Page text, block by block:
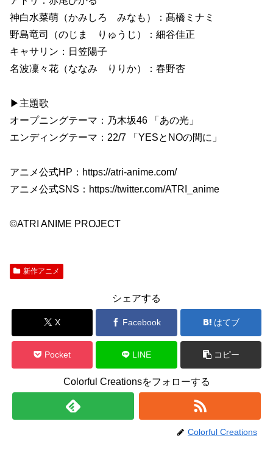
神白水菜萌（かみしろ みなも）：髙橋ミナミ
野島竜司（のじま りゅうじ）：細谷佳正
キャサリン：日笠陽子
名波凜々花（ななみ りりか）：春野杏
▶主題歌
オープニングテーマ：乃木坂46 「あの光」
エンディングテーマ：22/7 「YESとNOの間に」
アニメ公式HP：https://atri-anime.com/
アニメ公式SNS：https://twitter.com/ATRI_anime
©ATRI ANIME PROJECT
新作アニメ
シェアする
X Facebook はてブ
Pocket LINE コピー
Colorful Creationsをフォローする
Colorful Creations